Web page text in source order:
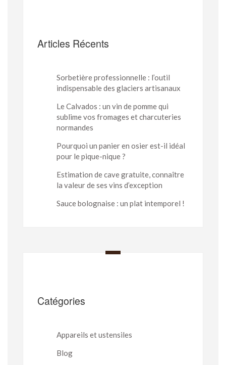
Articles Récents
Sorbetière professionnelle : l’outil
indispensable des glaciers artisanaux
Le Calvados : un vin de pomme qui
sublime vos fromages et charcuteries
normandes
Pourquoi un panier en osier est-il idéal
pour le pique-nique ?
Estimation de cave gratuite, connaître
la valeur de ses vins d’exception
Sauce bolognaise : un plat intemporel !
Catégories
Appareils et ustensiles
Blog